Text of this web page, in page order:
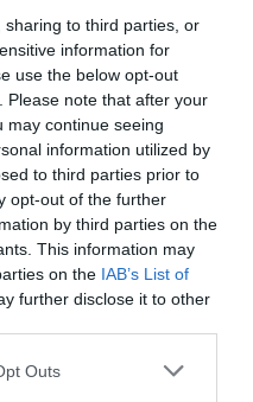
to third parties, or
information for
use the below opt-out
Please note that after your
may continue seeing
information utilized by
to third parties prior to
opt-out of the further
by third parties on the
This information may
on the IAB’s List of
further disclose it to other
Outs